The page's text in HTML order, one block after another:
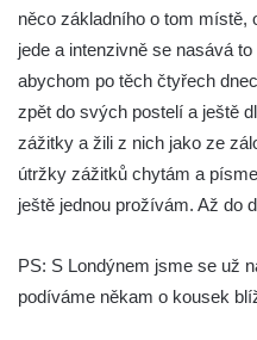
něco základního o tom místě,
jede a intenzivně se nasává
abychom po těch čtyřech
zpět do svých postelí a ještě
zážitky a žili z nich jako ze
útržky zážitků chytám a
ještě jednou prožívám. Až do
PS: S Londýnem jsme se už
podíváme někam o kousek